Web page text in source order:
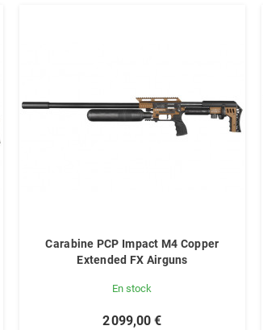
Carabine PCP Impact M4 Copper
Extended FX Airguns
En stock
2 099,00 €